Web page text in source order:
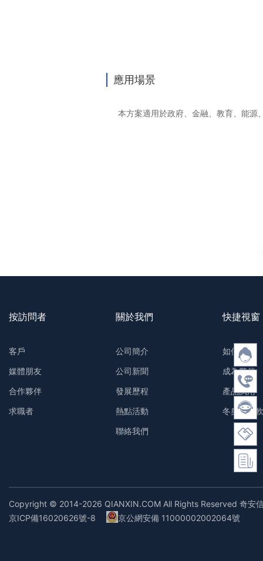
應用場景
本方案適用於政府、金融、教育、能源
按訪問者
客戶
媒體朋友
合作夥伴
求職者
關於我們
公司簡介
公司新聞
發展歷程
熱點活動
聯絡我們
快捷視窗
如何購買
成為夥伴
產品試用
冬奧防護
Copyright © 2014-2026 QIANXIN.COM All Rights Reserved 奇安
京ICP備16020626號-8
京公網安備 11000002002064號